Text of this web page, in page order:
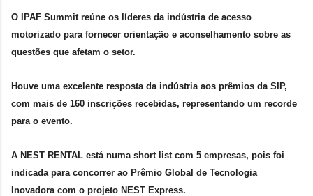
O IPAF Summit reúne os líderes da indústria de acesso
motorizado para fornecer orientação e aconselhamento sobre as
questões que afetam o setor.
Houve uma excelente resposta da indústria aos prêmios da SIP,
com mais de 160 inscrições recebidas, representando um recorde
para o evento.
A NEST RENTAL está numa short list com 5 empresas, pois foi
indicada para concorrer ao Prêmio Global de Tecnologia
Inovadora com o projeto NEST Express.